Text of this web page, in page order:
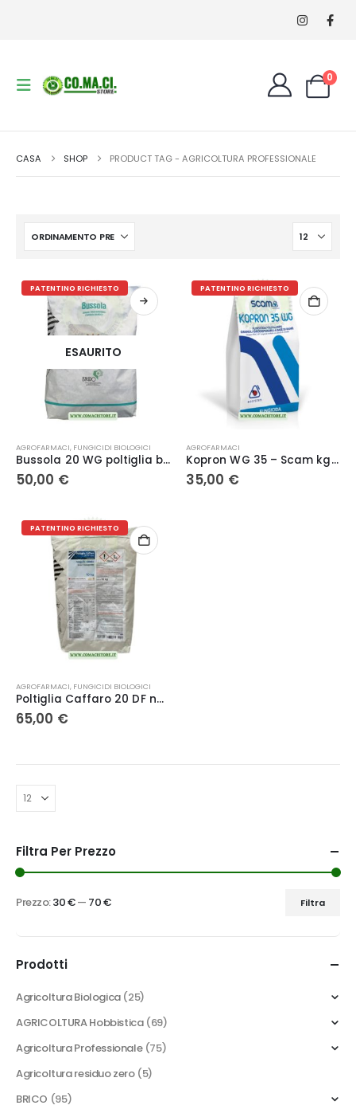
0
CASA SHOP PRODUCT TAG - AGRICOLTURA PROFESSIONALE
PATENTINO RICHIESTO
ESAURITO
AGROFARMACI, FUNGICIDI BIOLOGICI
Bussola 20 WG poltiglia bordolese – Isagro
50,00 €
PATENTINO RICHIESTO
AGROFARMACI
Kopron WG 35 – Scam kg 5
35,00 €
PATENTINO RICHIESTO
AGROFARMACI, FUNGICIDI BIOLOGICI
Poltiglia Caffaro 20 DF new 10 Kg – Sumitomo
65,00 €
Filtra Per Prezzo
Filtra
Prezzo:30 €— 70 €
Prodotti
Agricoltura Biologica (25)
AGRICOLTURA Hobbistica (69)
Agricoltura Professionale (75)
Agricoltura residuo zero (5)
BRICO (95)